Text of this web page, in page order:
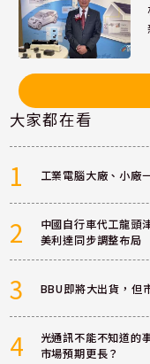
大家都在看
1 工業電腦大廠、小廠
2
中國自行車代工龍頭
美利達同步調整布局
3 BBU即將大出貨，但
4
光通訊不能不知道的
市場預期更長？